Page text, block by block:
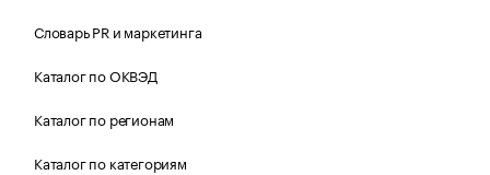
Словарь PR и маркетинга
Каталог по ОКВЭД
Каталог по регионам
Каталог по категориям